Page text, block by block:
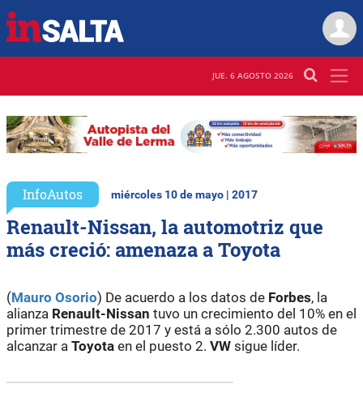
JUE. 6 AGOSTO 2026
InfoAutos miércoles 10 de mayo | 2017
Renault-Nissan, la automotriz que
más creció: amenaza a Toyota
(Mauro Osorio) De acuerdo a los datos de Forbes, la
alianza Renault-Nissan tuvo un crecimiento del 10% en el
primer trimestre de 2017 y está a sólo 2.300 autos de
alcanzar a Toyota en el puesto 2. VW sigue líder.